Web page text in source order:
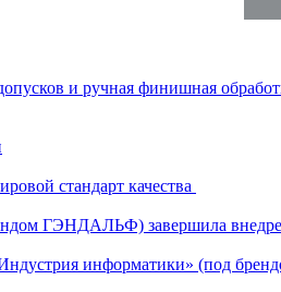
и ручная финишная
стандарт качества
ГЭНДАЛЬФ) завершила
информатики» (под